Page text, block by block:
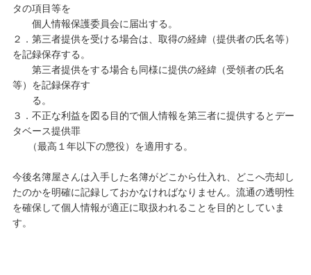
タの項目等を
個人情報保護委員会に届出する。
２．第三者提供を受ける場合は、取得の経緯（提供者の氏名等）
を記録保存する。
第三者提供をする場合も同様に提供の経緯（受領者の氏名
等）を記録保存す
る。
３．不正な利益を図る目的で個人情報を第三者に提供するとデー
タベース提供罪
（最高１年以下の懲役）を適用する。
今後名簿屋さんは入手した名簿がどこから仕入れ、どこへ売却し
たのかを明確に記録しておかなければなりません。流通の透明性
を確保して個人情報が適正に取扱われることを目的としていま
す。